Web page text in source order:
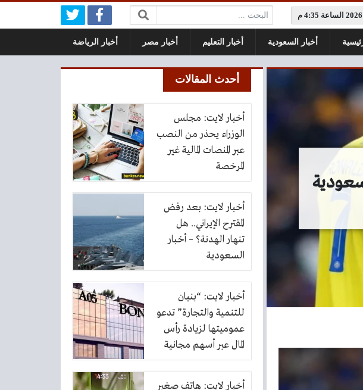
البحث:
أخبار السعودية أخبار التعليم أخبار مصر أخبار الرياضة
أحدث المقالات
أخبار لايت: مجلس
الوزراء يحذر من النصب
عبر المنصات المالية غير
المرخصة
أخبار لايت: بعد رفض
المقترح الإيراني.. هل
تنهار الهدنة؟ – أخبار
السعودية
أخبار لايت: “بنيان
للتنمية والتجارة” تدعو
عموميتها لزيادة رأس
المال عبر أسهم مجانية
بنسبة 10%
أخبار لايت: هاتف صغير